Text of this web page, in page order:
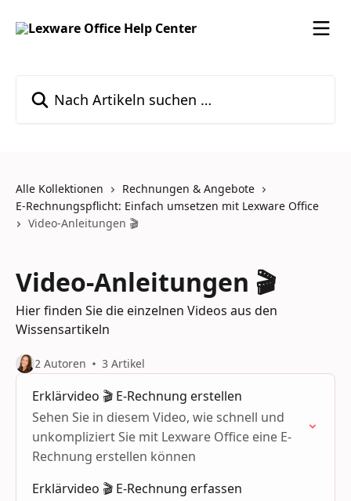
Alle Kollektionen
Rechnungen & Angebote
E-Rechnungspflicht: Einfach umsetzen mit Lexware Office
Video-Anleitungen 🎬
Video-Anleitungen 🎬
Hier finden Sie die einzelnen Videos aus den
Wissensartikeln
2 Autoren 3 Artikel
Erklärvideo 🎬 E-Rechnung erstellen
Sehen Sie in diesem Video, wie schnell und
unkompliziert Sie mit Lexware Office eine E-
Rechnung erstellen können
Erklärvideo 🎬 E-Rechnung erfassen